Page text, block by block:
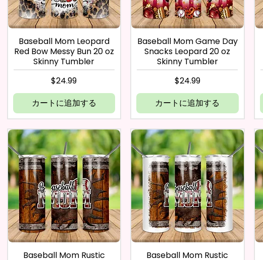
Baseball Mom Leopard
Red Bow Messy Bun 20 oz
Skinny Tumbler
価格
$24.99
カートに追加する
Baseball Mom Game Day
Snacks Leopard 20 oz
Skinny Tumbler
価格
$24.99
カートに追加する
Baseball Mom Rustic
Baseball Mom Rustic